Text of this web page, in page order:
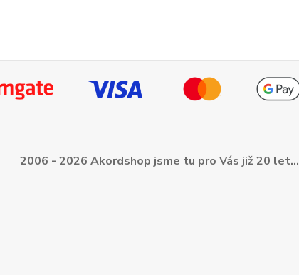
2006 - 2026 Akordshop jsme tu pro Vás již 20 let...